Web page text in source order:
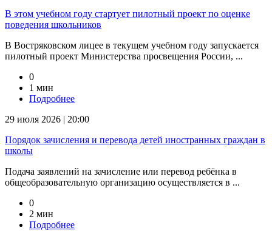
В этом учебном году стартует пилотный проект по оценке
поведения школьников
В Востряковском лицее в текущем учебном году запускается
пилотный проект Министерства просвещения России, ...
0
1 мин
Подробнее
29 июля 2026 | 20:00
Порядок зачисления и перевода детей иностранных граждан в
школы
Подача заявлений на зачисление или перевод ребёнка в
общеобразовательную организацию осуществляется в ...
0
2 мин
Подробнее